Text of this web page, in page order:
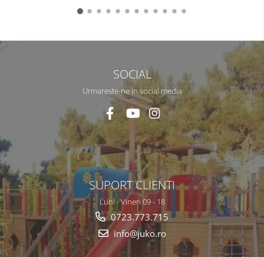
SOCIAL
Urmareste-ne in social media
SUPORT CLIENTI
Luni - Vineri 09 - 18
0723.773.715
info@juko.ro